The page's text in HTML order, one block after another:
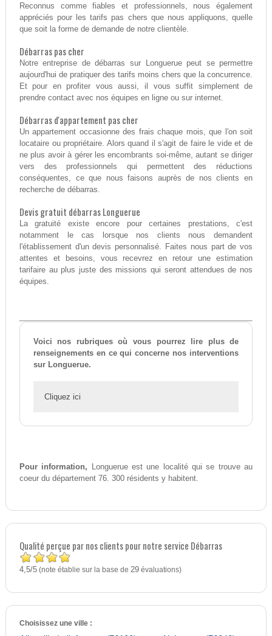
Reconnus comme fiables et professionnels, nous également
appréciés pour les tarifs pas chers que nous appliquons, quelle
que soit la forme de demande de notre clientèle.
Débarras pas cher
Notre entreprise de débarras sur Longuerue peut se permettre
aujourd'hui de pratiquer des tarifs moins chers que la concurrence.
Et pour en profiter vous aussi, il vous suffit simplement de
prendre contact avec nos équipes en ligne ou sur internet.
Débarras d'appartement pas cher
Un appartement occasionne des frais chaque mois, que l'on soit
locataire ou propriétaire. Alors quand il s'agit de faire le vide et de
ne plus avoir à gérer les encombrants soi-même, autant se diriger
vers des professionnels qui permettent des réductions
conséquentes, ce que nous faisons auprès de nos clients en
recherche de débarras.
Devis gratuit débarras Longuerue
La gratuité existe encore pour certaines prestations, c'est
notamment le cas lorsque nos clients nous demandent
l'établissement d'un devis personnalisé. Faites nous part de vos
attentes et besoins, vous recevrez en retour une estimation
tarifaire au plus juste des missions qui seront attendues de nos
équipes.
Voici nos rubriques où vous pourrez lire plus de
renseignements en ce qui concerne nos interventions
sur Longuerue.
Cliquez ici
Pour information, Longuerue est une localité qui se trouve au
coeur du département 76. 300 résidents y habitent.
Qualité perçue par nos clients pour notre service Débarras
4,5/5(note établie sur la base de 29évaluations)
Choisissez une ville :